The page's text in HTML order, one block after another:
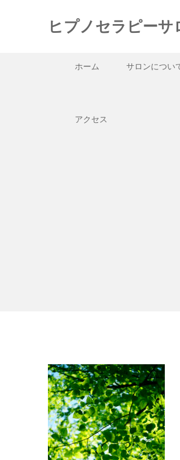
ヒプノセラピーサ
ホーム サロンについ
アクセス